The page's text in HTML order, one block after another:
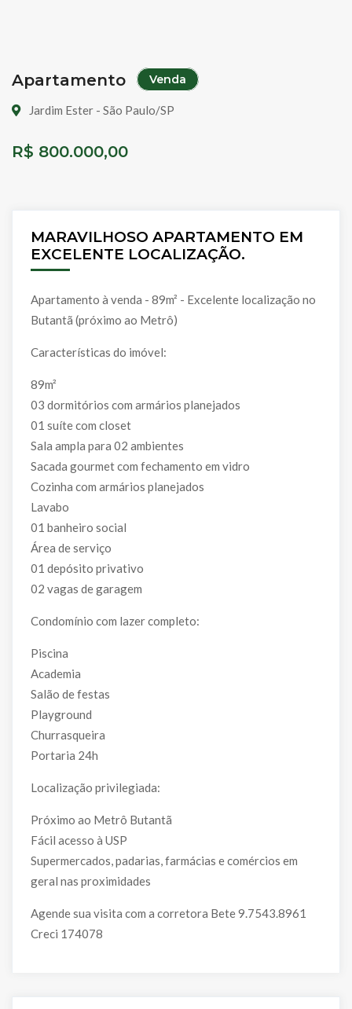
Apartamento Venda
Jardim Ester - São Paulo/SP
R$ 800.000,00
MARAVILHOSO APARTAMENTO EM
EXCELENTE LOCALIZAÇÃO.
Apartamento à venda - 89m² - Excelente localização no
Butantã (próximo ao Metrô)
Características do imóvel:
89m²
03 dormitórios com armários planejados
01 suíte com closet
Sala ampla para 02 ambientes
Sacada gourmet com fechamento em vidro
Cozinha com armários planejados
Lavabo
01 banheiro social
Área de serviço
01 depósito privativo
02 vagas de garagem
Condomínio com lazer completo:
Piscina
Academia
Salão de festas
Playground
Churrasqueira
Portaria 24h
Localização privilegiada:
Próximo ao Metrô Butantã
Fácil acesso à USP
Supermercados, padarias, farmácias e comércios em
geral nas proximidades
Agende sua visita com a corretora Bete 9.7543.8961
Creci 174078